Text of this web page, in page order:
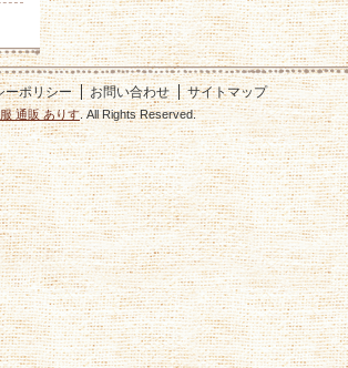
ーポリシー お問い合わせ サイトマップ
通販 ありす. All Rights Reserved.